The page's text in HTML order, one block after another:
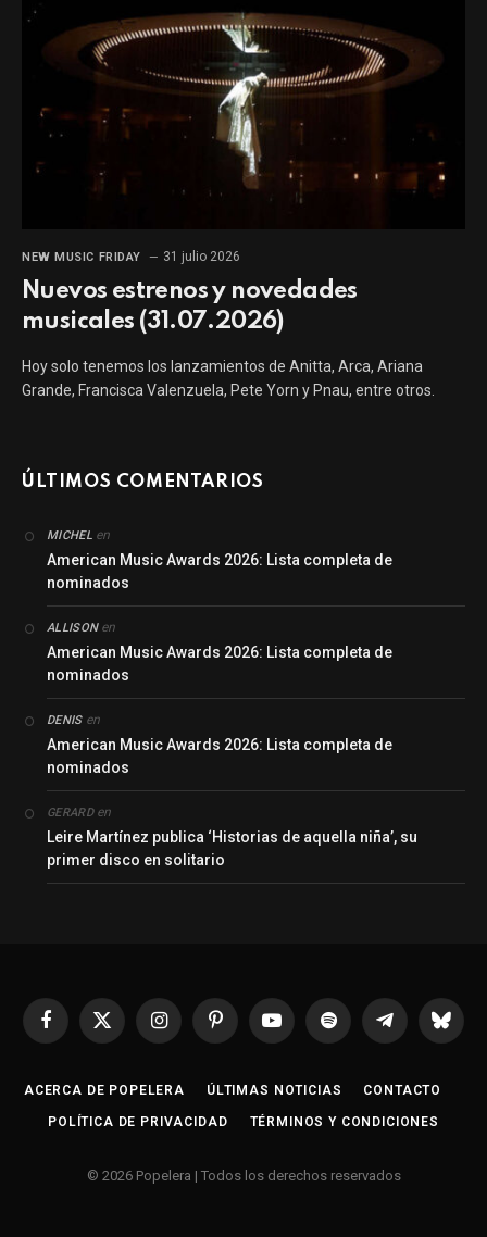
NEW MUSIC FRIDAY 31 julio 2026
Nuevos estrenos y novedades
musicales (31.07.2026)
Hoy solo tenemos los lanzamientos de Anitta, Arca, Ariana
Grande, Francisca Valenzuela, Pete Yorn y Pnau, entre otros.
ÚLTIMOS COMENTARIOS
MICHELen
American Music Awards 2026: Lista completa de
nominados
ALLISONen
American Music Awards 2026: Lista completa de
nominados
DENISen
American Music Awards 2026: Lista completa de
nominados
GERARDen
Leire Martínez publica ‘Historias de aquella niña’, su
primer disco en solitario
Facebook
X
InstagramPinterestYouTubeSpotify Telegrama
ACERCA DE POPELERA ÚLTIMAS NOTICIAS CONTACTO
POLÍTICA DE PRIVACIDAD TÉRMINOS Y CONDICIONES
© 2026 Popelera | Todos los derechos reservados